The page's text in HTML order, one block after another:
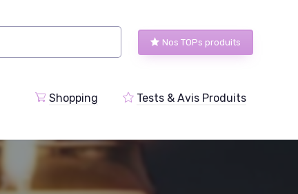
Nos TOPs produits
Shopping Tests & Avis Produits